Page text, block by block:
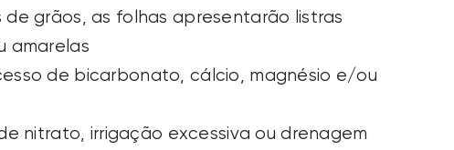
de grãos, as folhas apresentarão listras
amarelas
de bicarbonato, cálcio, magnésio e/ou
nitrato, irrigação excessiva ou drenagem